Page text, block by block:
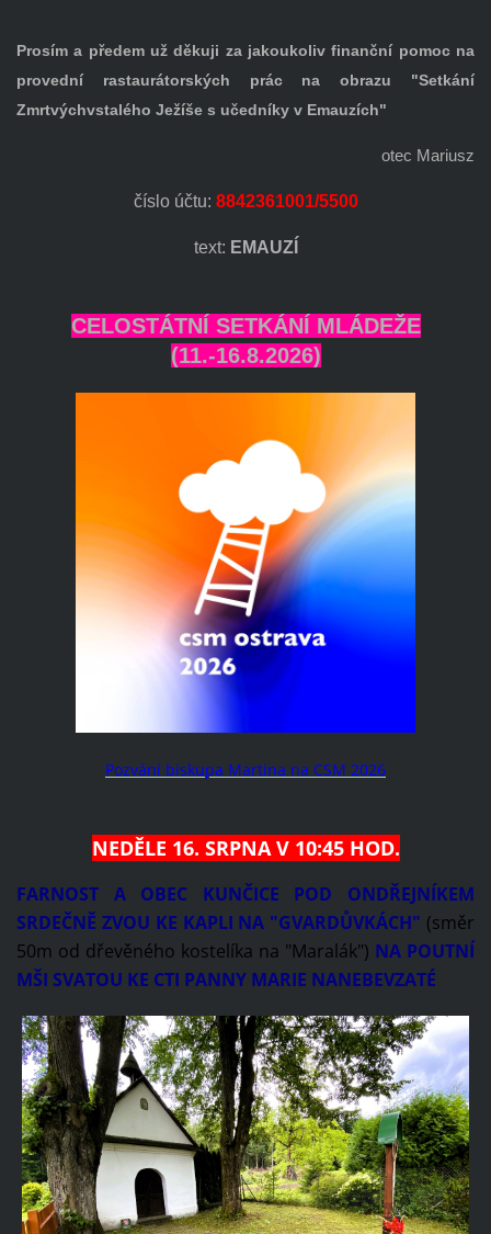
Prosím a předem už děkuji za jakoukoliv finanční pomoc na
provední rastaurátorských prác na obrazu "Setkání
Zmrtvýchvstalého Ježíše s učedníky v Emauzích"
otec Mariusz
číslo účtu: 8842361001/5500
text: EMAUZÍ
CELOSTÁTNÍ SETKÁNÍ MLÁDEŽE
(11.-16.8.2026)
Pozvání biskupa Martina na CSM 2026
NEDĚLE 16. SRPNA V 10:45 HOD.
FARNOST A OBEC KUNČICE POD ONDŘEJNÍKEM
SRDEČNĚ ZVOU KE KAPLI NA "GVARDŮVKÁCH" (směr
50m od dřevěného kostelíka na "Maralák") NA POUTNÍ
MŠI SVATOU KE CTI PANNY MARIE NANEBEVZATÉ